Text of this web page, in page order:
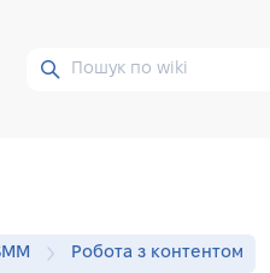
Робота з контентом